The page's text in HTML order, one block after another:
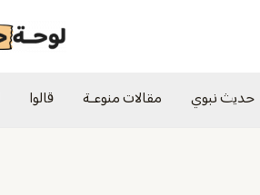
حديث نبوي مقالات منوعــة قالوا